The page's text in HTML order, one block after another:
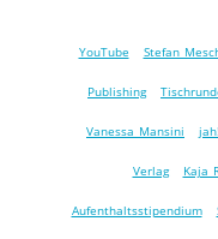
YouTube Stefan
Publishing
Vanessa Mansini
Verlag Kaja
Aufenthaltsstipendium